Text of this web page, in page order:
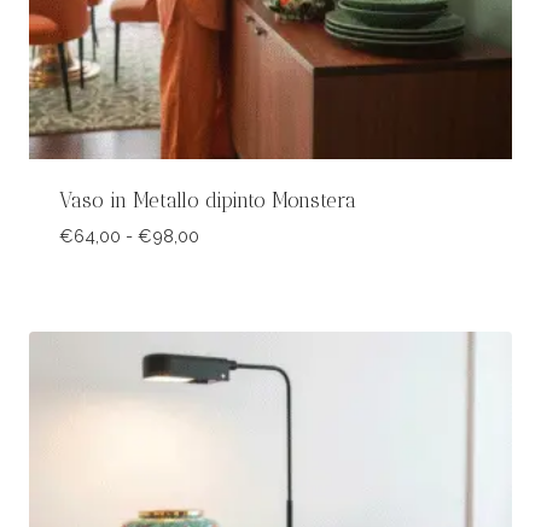
Vaso in Metallo dipinto Monstera
€64,00 - €98,00Fascia